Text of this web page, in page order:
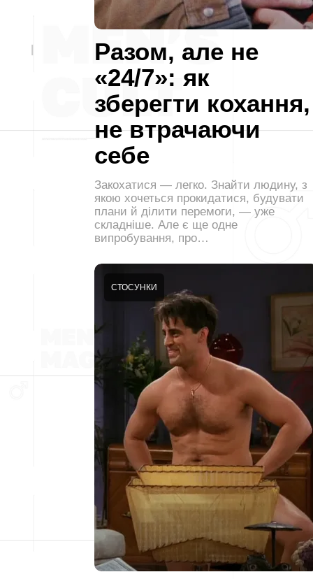
Разом, але не
«24/7»: як
зберегти кохання,
не втрачаючи
себе
Закохатися — легко. Знайти людину, з
якою хочеться прокидатися, будувати
плани й ділити перемоги, — уже
складніше. Але є ще одне
випробування, про…
СТОСУНКИ